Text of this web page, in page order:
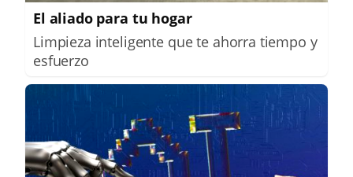
El aliado para tu hogar
Limpieza inteligente que te ahorra tiempo y
esfuerzo